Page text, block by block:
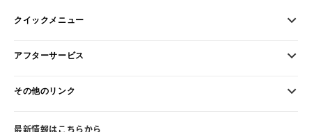
クイックメニュー
アフターサービス
その他のリンク
最新情報はこちらから